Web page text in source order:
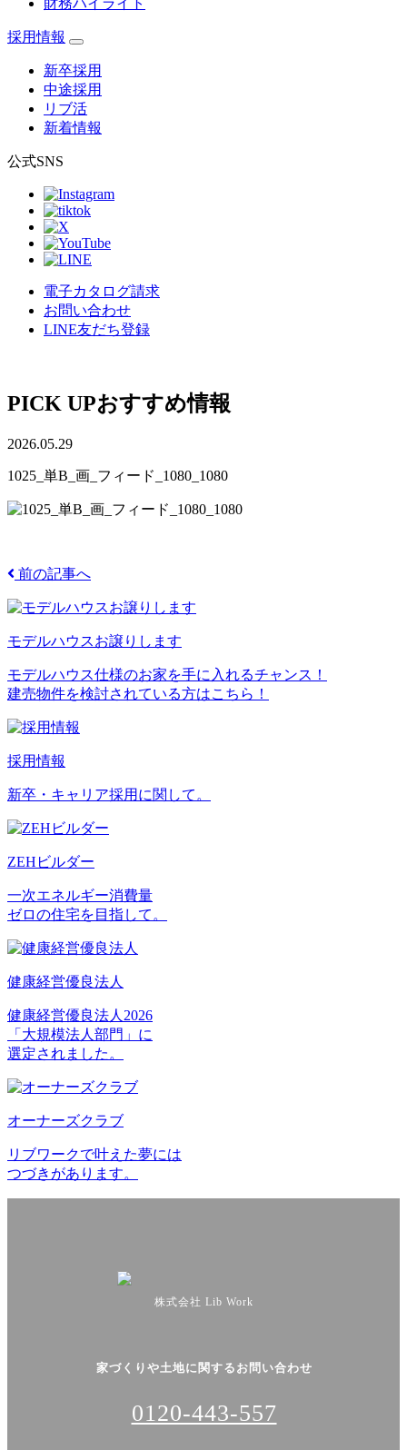
採用情報
新卒採用
中途採用
リブ活
新着情報
公式SNS
電子カタログ請求
お問い合わせ
LINE友だち登録
PICK UPおすすめ情報
2026.05.29
1025_単B_画_フィード_1080_1080
前の記事へ
モデルハウスお譲りします
モデルハウス仕様のお家を手に入れるチャンス！
建売物件を検討されている方はこちら！
採用情報
新卒・キャリア採用に関して。
ZEHビルダー
一次エネルギー消費量
ゼロの住宅を目指して。
健康経営優良法人
健康経営優良法人2026
「大規模法人部門」に
選定されました。
オーナーズクラブ
リブワークで叶えた夢には
つづきがあります。
株式会社 Lib Work
家づくりや土地に関するお問い合わせ
0120-443-557